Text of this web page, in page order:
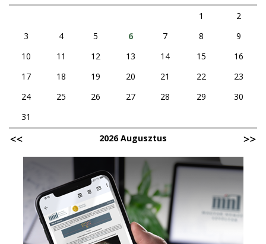
1
2
3
4 5 6 7 8
9
10
11 12 13 14 15
16
17
18 19 20 21 22
23
24
25 26 27 28 29
30
31
2026 Augusztus